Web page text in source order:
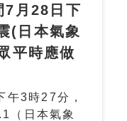
7月28日下
(日本氣象
平時應做
3時27分，
（日本氣象